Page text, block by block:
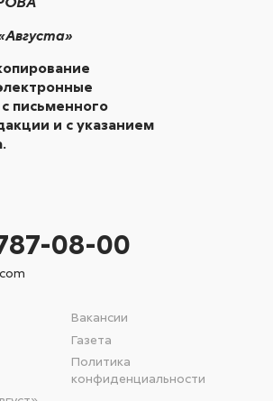
письменного
и с указанием
Вакансии
Газета
Политика
конфиденциальности
08-00